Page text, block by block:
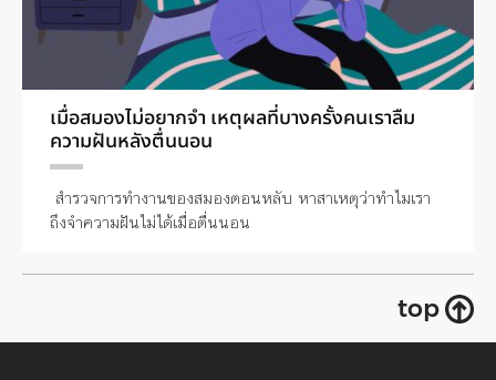
เมื่อสมองไม่อยากจำ เหตุผลที่บางครั้งคนเราลืม
ความฝันหลังตื่นนอน
สำรวจการทำงานของสมองตอนหลับ หาสาเหตุว่าทำไมเรา
ถึงจำความฝันไม่ได้เมื่อตื่นนอน
top